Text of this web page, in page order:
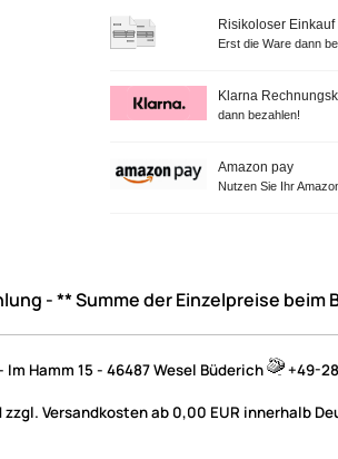
Risikoloser
Erst die Ware dann
Klarna
dann bezahlen!
Amazon pay
Nutzen Sie Ihr
- ** Summe der Einzelpreise beim
Hamm 15 - 46487 Wesel Büderich +49-
Versandkosten ab 0,00 EUR innerhalb